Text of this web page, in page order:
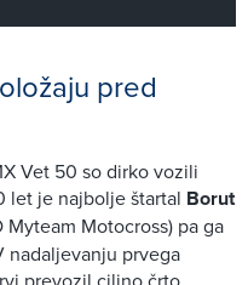
pred
Vet 50 so dirko vozili
let je najbolje štartal Borut
Myteam Motocross) pa ga
prvega
prevozil ciljno črto.